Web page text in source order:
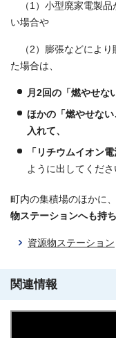
（1）小型廃家電製品
い場合や
（2）膨張などにより
た場合は、
月2回の「燃やせな
ほかの「燃やせな
入れて、
「リチウムイオン
ように出してくださ
町内の集積場のほかに、
物ステーションへも持
資源物ステーション
関連情報